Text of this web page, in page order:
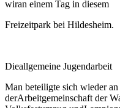
wiran einem Tag in diesem
Freizeitpark bei Hildesheim.
Dieallgemeine Jugendarbeit
Man beteiligte sich wieder
derArbeitgemeinschaft der